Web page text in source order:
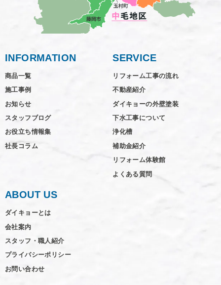
INFORMATION
商品一覧
施工事例
お知らせ
スタッフブログ
お役立ち情報集
社長コラム
SERVICE
リフォーム工事の流れ
不動産紹介
ダイキョーの外壁塗装
下水工事について
浄化槽
補助金紹介
リフォーム体験館
よくある質問
ABOUT US
ダイキョーとは
会社案内
スタッフ・職人紹介
プライバシーポリシー
お問い合わせ